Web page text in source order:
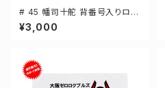
# 45 幡司十舵 背番号入りロゴ
ドライTシャツ 半袖 選手還元 3
カラー S-5Lサイズ 000300
¥3,000